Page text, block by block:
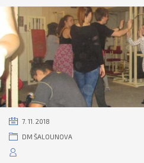
7. 11. 2018
DM ŠALOUNOVA